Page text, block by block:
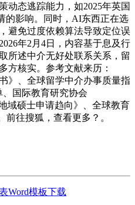
动态逃踪能力，如2025年英国
的影响。同时，AI东西正在选
避免过度依赖算法导致定位误
年2月4日，内容基于息及行
所述中介无好处联系关系，留
方核实。参考文献来历：
》、全球留学中介办事质量指
国际教育研究协会
域硕士申请趋向》、全球教育
往搜狐，查看更多？。
Word模板下载